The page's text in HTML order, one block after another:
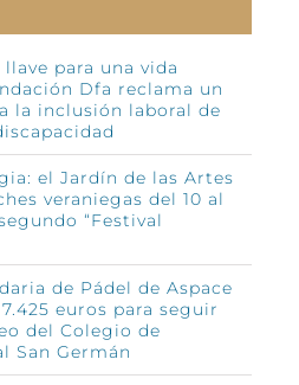
para una vida
Dfa reclama un
la inclusión laboral de
el Jardín de las Artes
veraniegas del 10 al
“Festival
de Pádel de Aspace
euros para seguir
del Colegio de
San Germán